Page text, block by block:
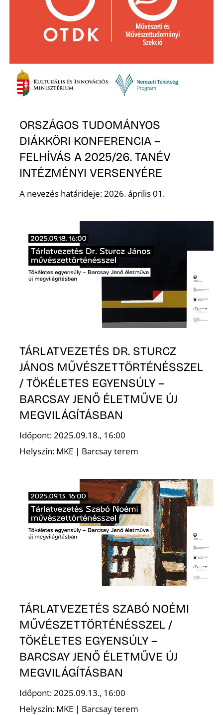
ORSZÁGOS TUDOMÁNYOS
DIÁKKÖRI KONFERENCIA –
FELHÍVÁS A 2025/26. TANÉV
INTÉZMÉNYI VERSENYÉRE
A nevezés határideje: 2026. április 01.
TÁRLATVEZETÉS DR. STURCZ
JÁNOS MŰVÉSZETTÖRTÉNÉSSZEL
/ TÖKÉLETES EGYENSÚLY –
BARCSAY JENŐ ÉLETMŰVE ÚJ
MEGVILÁGÍTÁSBAN
Időpont: 2025.09.18., 16:00
Helyszín: MKE | Barcsay terem
TÁRLATVEZETÉS SZABÓ NOÉMI
MŰVÉSZETTÖRTÉNÉSSZEL /
TÖKÉLETES EGYENSÚLY –
BARCSAY JENŐ ÉLETMŰVE ÚJ
MEGVILÁGÍTÁSBAN
Időpont: 2025.09.13., 16:00
Helyszín: MKE | Barcsay terem